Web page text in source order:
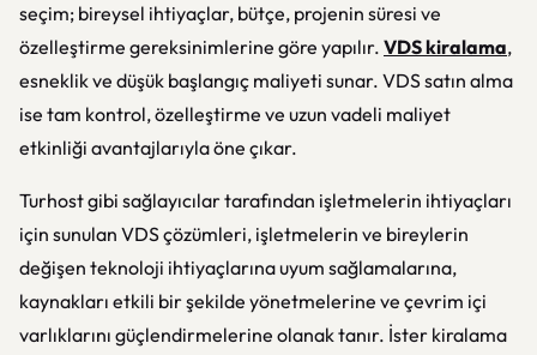
seçim; bireysel ihtiyaçlar, bütçe, projenin süresi ve
özelleştirme gereksinimlerine göre yapılır. VDS kiralama,
esneklik ve düşük başlangıç maliyeti sunar. VDS satın alma
ise tam kontrol, özelleştirme ve uzun vadeli maliyet
etkinliği avantajlarıyla öne çıkar.
Turhost gibi sağlayıcılar tarafından işletmelerin ihtiyaçları
için sunulan VDS çözümleri, işletmelerin ve bireylerin
değişen teknoloji ihtiyaçlarına uyum sağlamalarına,
kaynakları etkili bir şekilde yönetmelerine ve çevrim içi
varlıklarını güçlendirmelerine olanak tanır. İster kiralama